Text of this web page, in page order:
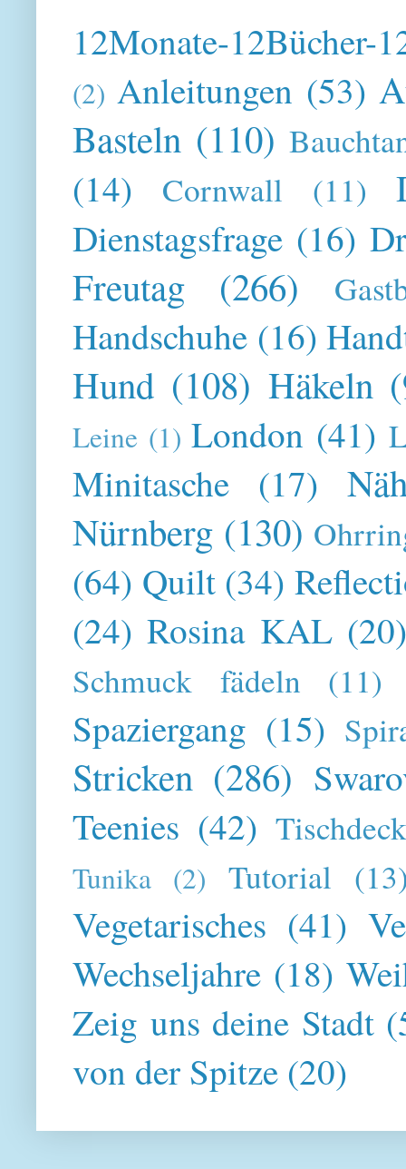
12Monate-12Bücher-
(2) Anleitungen (53)
Basteln (110)
(14) Cornwall (11)
Dienstagsfrage (16)
Freutag (266)
Handschuhe (16)
Hund (108) Häkeln
Leine (1) London (41)
Minitasche (17)
Nürnberg (130)
(64) Quilt (34)
(24) Rosina KAL
Schmuck fädeln (11)
Spaziergang (15)
Stricken (286)
Teenies (42)
Tunika (2) Tutorial
Vegetarisches (41)
Wechseljahre (18)
Zeig uns deine Stadt
von der Spitze (20)